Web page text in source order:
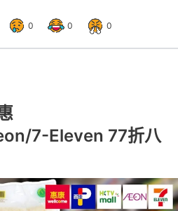
0 0 0
7-Eleven 77折八